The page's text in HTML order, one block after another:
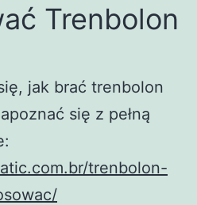
Trenbolon
jak brać trenbolon
się z pełną
trenbolon-